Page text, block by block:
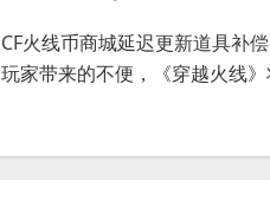
CF火线币商城延迟更新道具补
玩家带来的不便，《穿越火线